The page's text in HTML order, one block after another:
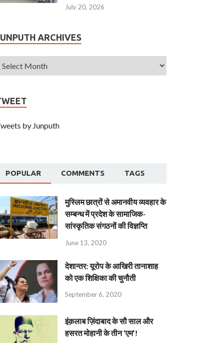
July 20, 2026
ARCHIVES
by Junputh
POPULAR COMMENTS TAGS
मुस्लिम छात्रों से अमानवीय व्यवहार के
सम्बन्ध में प्रदेश के सामाजिक-
सांस्कृतिक संगठनों की विज्ञप्ति
June 13, 2020
देशान्‍तर: यूरोप के आखिरी तानाशाह
को एक शिक्षिका की चुनौती
September 6, 2020
इंक़लाब ज़िंदाबाद के सौ साल और
हसरत मोहानी के तीन ‘एम’!